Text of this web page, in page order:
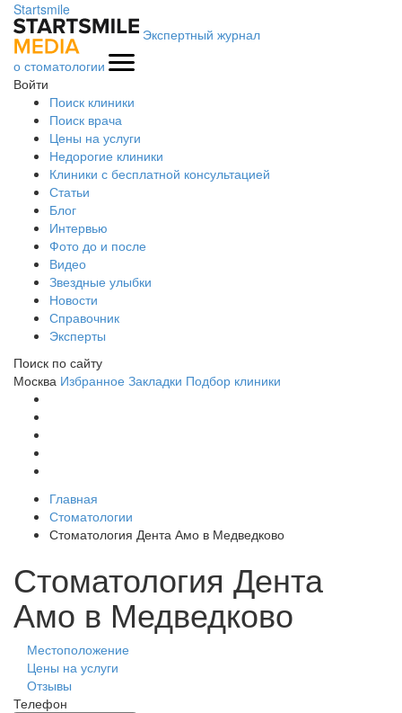
Startsmile
Экспертный журнал
о стоматологии
Войти
Поиск клиники
Поиск врача
Цены на услуги
Недорогие клиники
Клиники с бесплатной консультацией
Статьи
Блог
Интервью
Фото до и после
Видео
Звездные улыбки
Новости
Справочник
Эксперты
Поиск по сайту
Москва Избранное Закладки Подбор клиники
Главная
Стоматологии
Стоматология Дента Амо в Медведково
Стоматология Дента
Амо в Медведково
Местоположение
Цены на услуги
Отзывы
Телефон